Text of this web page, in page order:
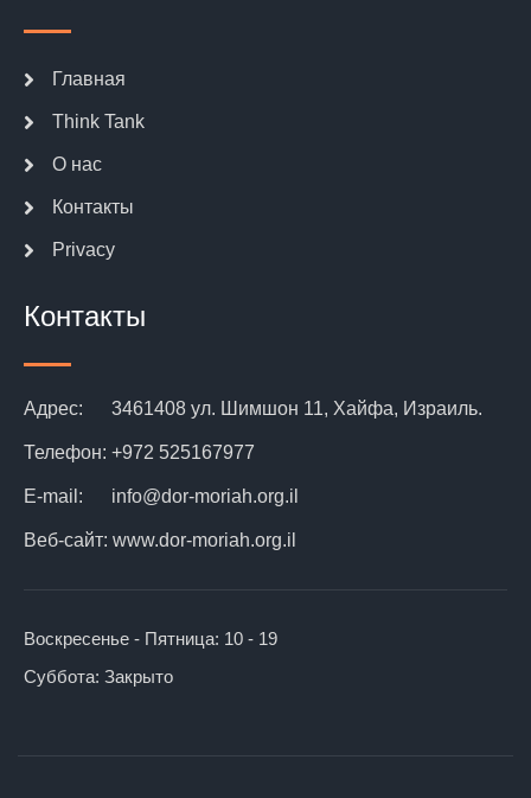
Главная
Think Tank
О нас
Контакты
Privacy
Контакты
Адрес: 3461408 ул. Шимшон 11, Хайфа, Израиль.
Телефон: +972 525167977
E-mail: info@dor-moriah.org.il
Веб-сайт: www.dor-moriah.org.il
Воскресенье - Пятница: 10 - 19
Суббота: Закрыто